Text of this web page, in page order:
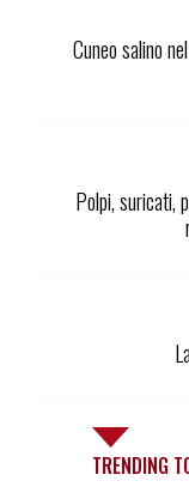
Cuneo salino
Polpi, suricati,
TRENDING